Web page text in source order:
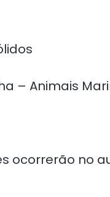
– Animais
ocorrerão no